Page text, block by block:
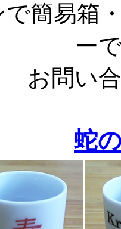
簡易箱
ー
お問い
蛇